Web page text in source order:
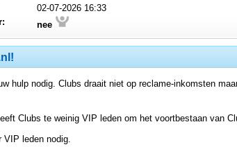
02-07-2026 16:33
nee
hulp nodig. Clubs draait niet op reclame-inkomsten
Clubs te weinig VIP leden om het voortbestaan van
VIP leden nodig.